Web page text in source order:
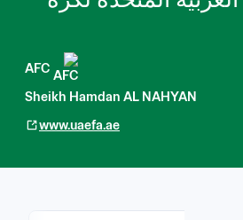
AFC
Sheikh Hamdan AL NAHYAN
www.uaefa.ae